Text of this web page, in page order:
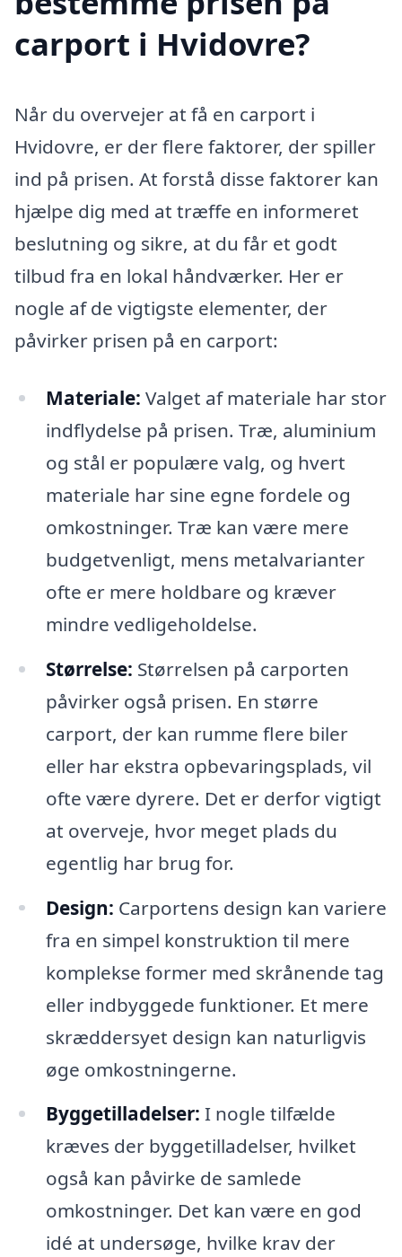
carport i Hvidovre?
Når du overvejer at få en carport i
Hvidovre, er der flere faktorer, der spiller
ind på prisen. At forstå disse faktorer kan
hjælpe dig med at træffe en informeret
beslutning og sikre, at du får et godt
tilbud fra en lokal håndværker. Her er
nogle af de vigtigste elementer, der
påvirker prisen på en carport:
Materiale: Valget af materiale har stor
indflydelse på prisen. Træ, aluminium
og stål er populære valg, og hvert
materiale har sine egne fordele og
omkostninger. Træ kan være mere
budgetvenligt, mens metalvarianter
ofte er mere holdbare og kræver
mindre vedligeholdelse.
Størrelse: Størrelsen på carporten
påvirker også prisen. En større
carport, der kan rumme flere biler
eller har ekstra opbevaringsplads, vil
ofte være dyrere. Det er derfor vigtigt
at overveje, hvor meget plads du
egentlig har brug for.
Design: Carportens design kan variere
fra en simpel konstruktion til mere
komplekse former med skrånende tag
eller indbyggede funktioner. Et mere
skræddersyet design kan naturligvis
øge omkostningerne.
Byggetilladelser: I nogle tilfælde
kræves der byggetilladelser, hvilket
også kan påvirke de samlede
omkostninger. Det kan være en god
idé at undersøge, hvilke krav der